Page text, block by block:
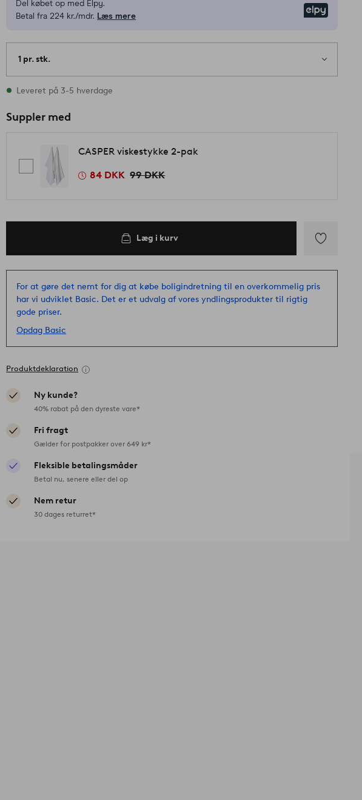
Del købet op med Elpy.
Betal fra 224 kr./mdr. Læs mere
1 pr. stk.
På lager
Leveret på 3-5 hverdage
Suppler med
CASPER viskestykke 2-pak
84 DKK 99 DKK
Læg i kurv
til
favoritter
For at gøre det nemt for dig at købe boligindretning til en overkommelig pris
har vi udviklet Basic. Det er et udvalg af vores yndlingsprodukter til rigtig
gode priser.
Opdag Basic
Produktdeklaration
Ny kunde?
40% rabat på den dyreste vare*
Fri fragt
Gælder for postpakker over 649 kr*
Fleksible betalingsmåder
Betal nu, senere eller del op
Nem retur
30 dages returret*